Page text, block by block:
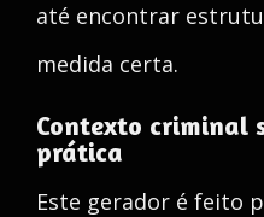
até encontrar
medida certa.
Contexto criminal
prática
Este gerador é feito